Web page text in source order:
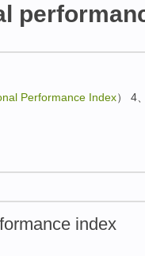
Performance Index） 4
index